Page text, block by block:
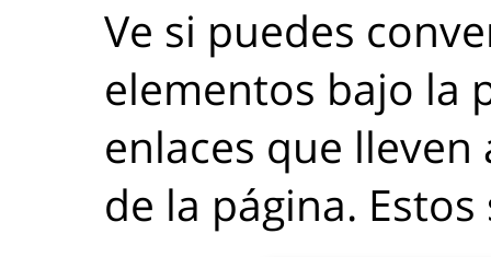
Ve si puedes
elementos bajo la
enlaces que
de la página.